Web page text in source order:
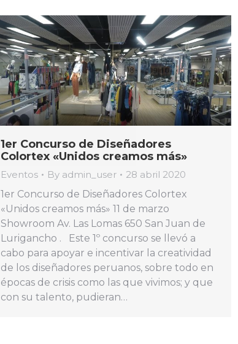
1er Concurso de Diseñadores
Colortex «Unidos creamos más»
Eventos By admin_user
28 abril 2020
1er Concurso de Diseñadores Colortex
«Unidos creamos más» 11 de marzo
Showroom Av. Las Lomas 650 San Juan de
Lurigancho . Este 1º concurso se llevó a
cabo para apoyar e incentivar la creatividad
de los diseñadores peruanos, sobre todo en
épocas de crisis como las que vivimos; y que
con su talento, pudieran…